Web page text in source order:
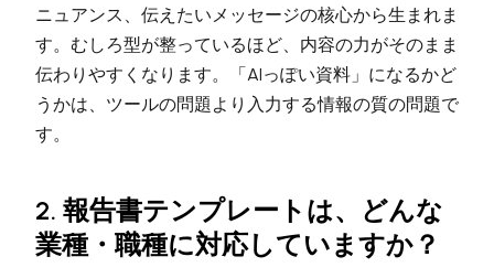
ニュアンス、伝えたいメッセージの核心から生まれま
す。むしろ型が整っているほど、内容の力がそのまま
伝わりやすくなります。「AIっぽい資料」になるかど
うかは、ツールの問題より入力する情報の質の問題で
す。
2. 報告書テンプレートは、どんな
業種・職種に対応していますか？